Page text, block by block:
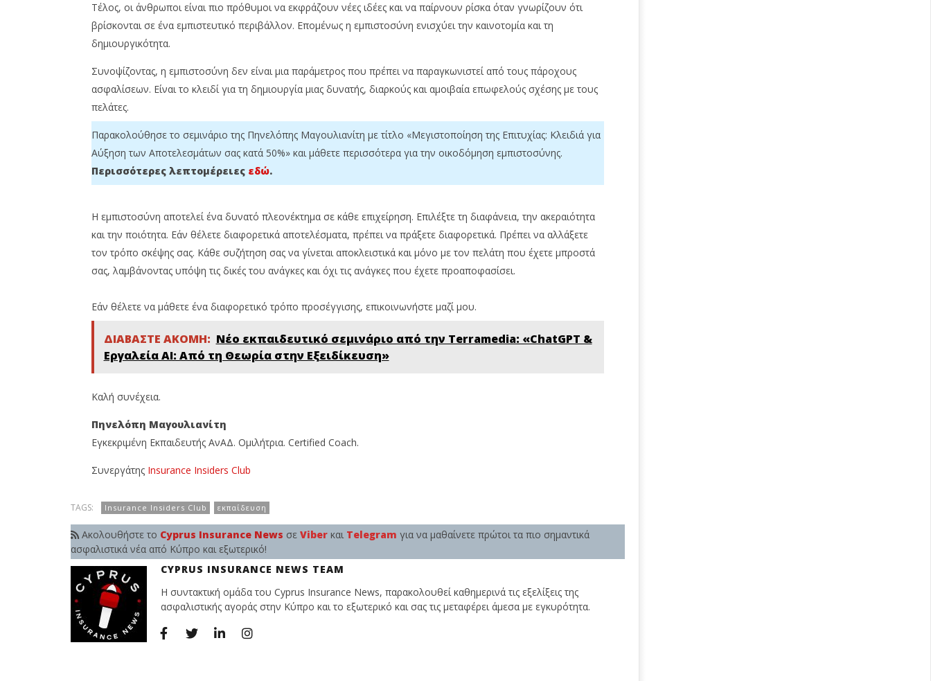
Τέλος, οι άνθρωποι είναι πιο πρόθυμοι να εκφράζουν νέες ιδέες και να παίρνουν ρίσκα όταν γνωρίζουν ότι
βρίσκονται σε ένα εμπιστευτικό περιβάλλον. Επομένως η εμπιστοσύνη ενισχύει την καινοτομία και τη
δημιουργικότητα.
Συνοψίζοντας, η εμπιστοσύνη δεν είναι μια παράμετρος που πρέπει να παραγκωνιστεί από τους πάροχους
ασφαλίσεων. Είναι το κλειδί για τη δημιουργία μιας δυνατής, διαρκούς και αμοιβαία επωφελούς σχέσης με τους
πελάτες.
Παρακολούθησε το σεμινάριο της Πηνελόπης Μαγουλιανίτη με τίτλο «Μεγιστοποίηση της Επιτυχίας: Κλειδιά για
Αύξηση των Αποτελεσμάτων σας κατά 50%» και μάθετε περισσότερα για την οικοδόμηση εμπιστοσύνης.
Περισσότερες λεπτομέρειες εδώ.
H εμπιστοσύνη αποτελεί ένα δυνατό πλεονέκτημα σε κάθε επιχείρηση. Επιλέξτε τη διαφάνεια, την ακεραιότητα
και την ποιότητα. Εάν θέλετε διαφορετικά αποτελέσματα, πρέπει να πράξετε διαφορετικά. Πρέπει να αλλάξετε
τον τρόπο σκέψης σας. Κάθε συζήτηση σας να γίνεται αποκλειστικά και μόνο με τον πελάτη που έχετε μπροστά
σας, λαμβάνοντας υπόψη τις δικές του ανάγκες και όχι τις ανάγκες που έχετε προαποφασίσει.
Εάν θέλετε να μάθετε ένα διαφορετικό τρόπο προσέγγισης, επικοινωνήστε μαζί μου.
ΔΙΑΒΑΣΤΕ ΑΚΟΜΗ: Νέο εκπαιδευτικό σεμινάριο από την Terramedia: «ChatGPT &
Εργαλεία ΑΙ: Από τη Θεωρία στην Εξειδίκευση»
Καλή συνέχεια.
Πηνελόπη Μαγουλιανίτη
Eγκεκριμένη Εκπαιδευτής ΑνΑΔ. Ομιλήτρια. Certified Coach.
Συνεργάτης Insurance Insiders Club
TAGS: Insurance Insiders Club εκπαίδευση
Ακολουθήστε το Cyprus Insurance News σε Viberκαι Telegram για να μαθαίνετε πρώτοι τα πιο σημαντικά
ασφαλιστικά νέα από Κύπρο και εξωτερικό!
CYPRUS INSURANCE NEWS TEAM
Η συντακτική ομάδα του Cyprus Insurance News, παρακολουθεί καθημερινά τις εξελίξεις της
ασφαλιστικής αγοράς στην Κύπρο και το εξωτερικό και σας τις μεταφέρει άμεσα με εγκυρότητα.